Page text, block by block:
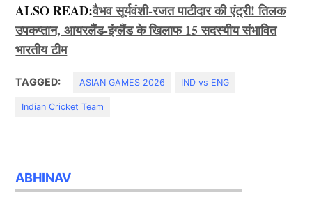
ALSO READ:वैभव सूर्यवंशी-रजत पाटीदार की एंट्री! तिलक
उपकप्तान, आयरलैंड-इंग्लैंड के खिलाफ 15 सदस्यीय संभावित
भारतीय टीम
TAGGED: ASIAN GAMES 2026 IND vs ENG
Indian Cricket Team
ABHINAV